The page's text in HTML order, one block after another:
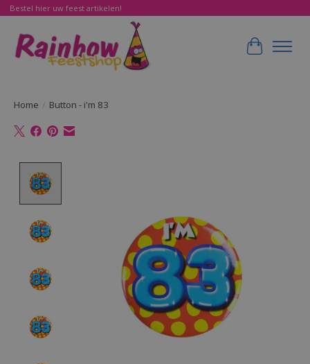
Bestel hier uw feest artikelen!
Home / Button - i'm 83